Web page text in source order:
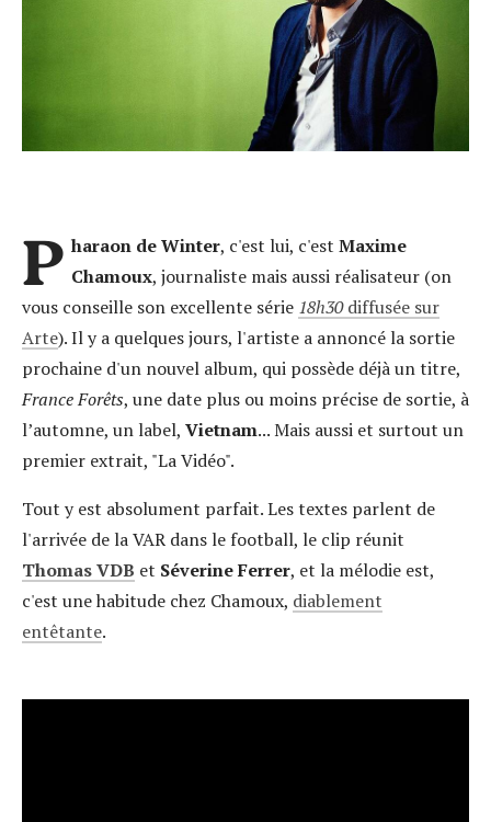
P haraon de Winter, c'est lui, c'est Maxime
Chamoux, journaliste mais aussi réalisateur (on
vous conseille son excellente série 18h30diffusée sur
Arte). Il y a quelques jours, l'artiste a annoncé la sortie
prochaine d'un nouvel album, qui possède déjà un titre,
France Forêts, une date plus ou moins précise de sortie, à
l’automne, un label, Vietnam... Mais aussi et surtout un
premier extrait, "La Vidéo".
Tout y est absolument parfait. Les textes parlent de
l'arrivée de la VAR dans le football, le clip réunit
Thomas VDB et Séverine Ferrer, et la mélodie est,
c'est une habitude chez Chamoux, diablement
entêtante.